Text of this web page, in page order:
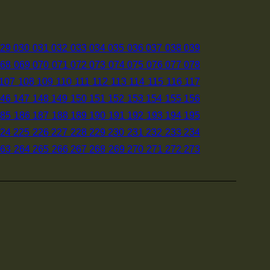
030 031 032 033 034 035 036 037 038 039
069 070 071 072 073 074 075 076 077 078
107 108 109 110 111 112 113 114 115 116 117
147 148 149 150 151 152 153 154 155 156
186 187 188 189 190 191 192 193 194 195
225 226 227 228 229 230 231 232 233 234
264 265 266 267 268 269 270 271 272 273